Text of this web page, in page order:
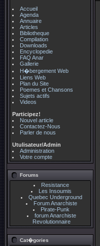
Accueil
Agenda
Annuaire
Articles
Bibliotheque
Compilation
Downloads
Encyclopedie
FAQ Anar
Gallerie
H�bergement Web
Liens Web
Plan du Site
Poemes et Chansons
Sujets actifs
Videos
Participez!
Nouvel article
Contactez-Nous
Parler de nous
Utulisateur/Admin
Administration
Votre compte
Forums
Resistance
Les Insoumis
Quebec Underground
Forum Anarchiste
Pirate-Punk
forum Anarchiste
Revolutionnaire
Cat�gories